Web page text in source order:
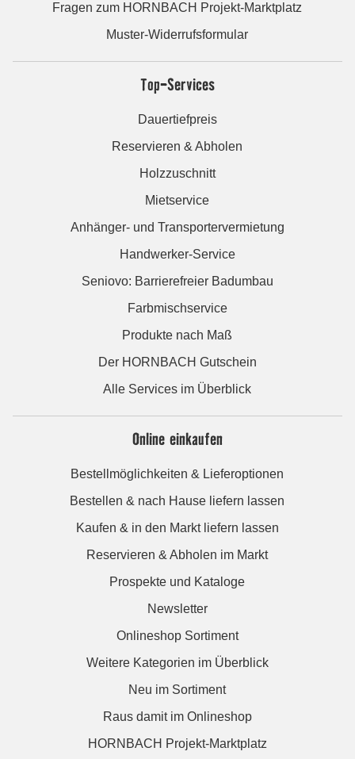
Fragen zum HORNBACH Projekt-Marktplatz
Muster-Widerrufsformular
Top-Services
Dauertiefpreis
Reservieren & Abholen
Holzzuschnitt
Mietservice
Anhänger- und Transportervermietung
Handwerker-Service
Seniovo: Barrierefreier Badumbau
Farbmischservice
Produkte nach Maß
Der HORNBACH Gutschein
Alle Services im Überblick
Online einkaufen
Bestellmöglichkeiten & Lieferoptionen
Bestellen & nach Hause liefern lassen
Kaufen & in den Markt liefern lassen
Reservieren & Abholen im Markt
Prospekte und Kataloge
Newsletter
Onlineshop Sortiment
Weitere Kategorien im Überblick
Neu im Sortiment
Raus damit im Onlineshop
HORNBACH Projekt-Marktplatz